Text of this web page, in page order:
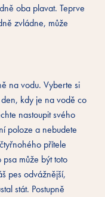
oba plavat. Teprve
zvládne, může
na vodu. Vyberte si
kdy je na vodě co
nastoupit svého
poloze a nebudete
přítele
může být toto
pes odvážnější,
stát. Postupně